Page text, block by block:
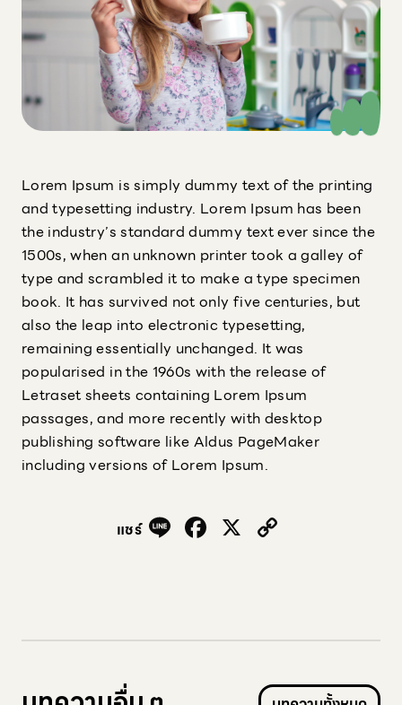
Lorem Ipsum is simply dummy text of the printing
and typesetting industry. Lorem Ipsum has been
the industry’s standard dummy text ever since the
1500s, when an unknown printer took a galley of
type and scrambled it to make a type specimen
book. It has survived not only five centuries, but
also the leap into electronic typesetting,
remaining essentially unchanged. It was
popularised in the 1960s with the release of
Letraset sheets containing Lorem Ipsum
passages, and more recently with desktop
publishing software like Aldus PageMaker
including versions of Lorem Ipsum.
แชร์ LineFacebook
X